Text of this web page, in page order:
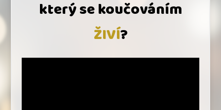
který sekoučováním
ŽIVÍ?